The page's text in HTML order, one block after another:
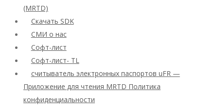
(MRTD)
Скачать SDK
СМИ о нас
Софт-лист
Софт-лист- TL
считыватель электронных паспортов uFR —
Приложение для чтения MRTD Политика
конфиденциальности